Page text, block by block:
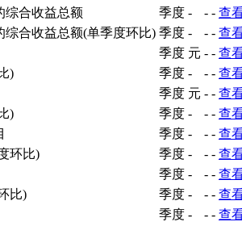
综合收益总额
季度 - - - 查
综合收益总额(单季度环比) 季度 - - - 查
季度 元 - - 查
)
季度 - - - 查
季度 元 - - 查
)
季度 - - - 查
季度 - - - 查
环比)
季度 - - - 查
季度 - - - 查
比)
季度 - - - 查
季度 - - - 查